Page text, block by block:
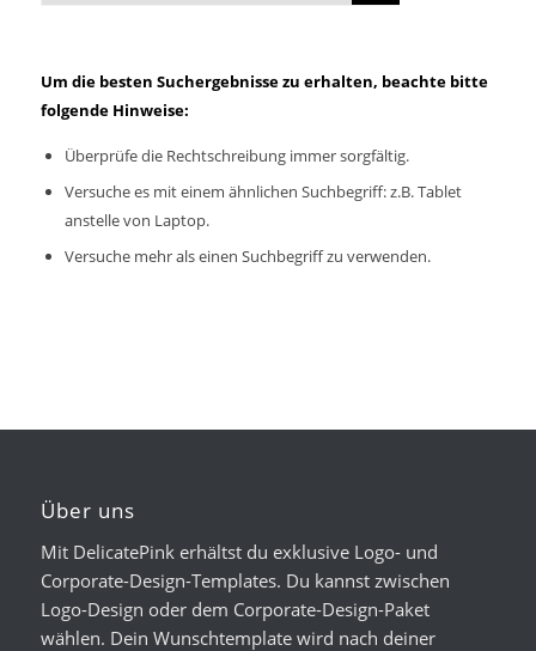
Um die besten Suchergebnisse zu erhalten, beachte bitte
folgende Hinweise:
Überprüfe die Rechtschreibung immer sorgfältig.
Versuche es mit einem ähnlichen Suchbegriff: z.B. Tablet
anstelle von Laptop.
Versuche mehr als einen Suchbegriff zu verwenden.
Über uns
Mit DelicatePink erhältst du exklusive Logo- und
Corporate-Design-Templates. Du kannst zwischen
Logo-Design oder dem Corporate-Design-Paket
wählen. Dein Wunschtemplate wird nach deiner